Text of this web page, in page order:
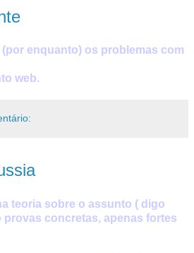
enquanto) os problemas com
web.
teoria sobre o assunto ( digo
concretas, apenas fortes